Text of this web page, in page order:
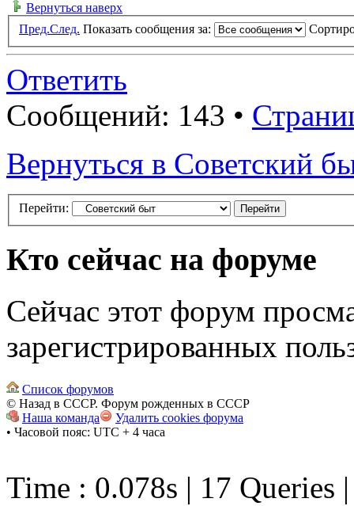
Вернуться наверх
Пред.След. Показать сообщения за:
Ответить
Сообщений: 143 •
Вернуться в Советский
Перейти:
Кто сейчас на форуме
Сейчас этот форум
зарегистрированных
Список форумов
© Назад в СССР. Форум рожденных в СССР
Наша команда
Удалить cookies форума
• Часовой пояс: UTC + 4 часа
Time : 0.078s | 17 Queries